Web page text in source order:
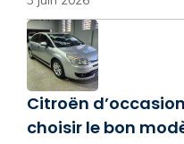
Citroën
choisir le bon